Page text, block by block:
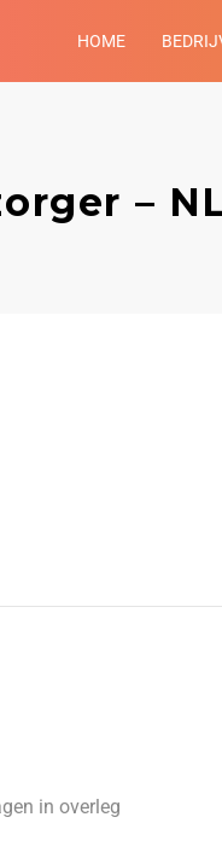
HOME
–
in overleg